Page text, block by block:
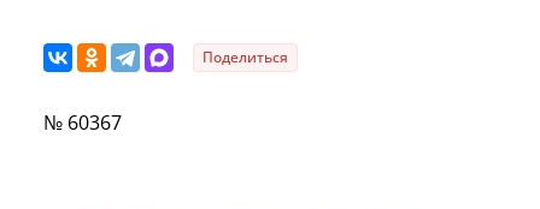
Поделиться
№ 60367